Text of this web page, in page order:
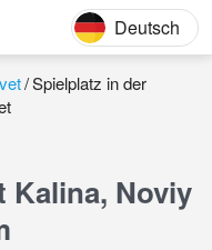
Deutsch
Spielplatz in der
Kalina, Noviy